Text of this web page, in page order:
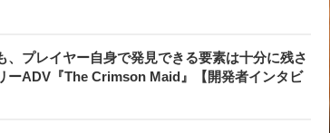
、プレイヤー自身で発見できる要素は十分に残さ
ーADV『The Crimson Maid』【開発者インタビ